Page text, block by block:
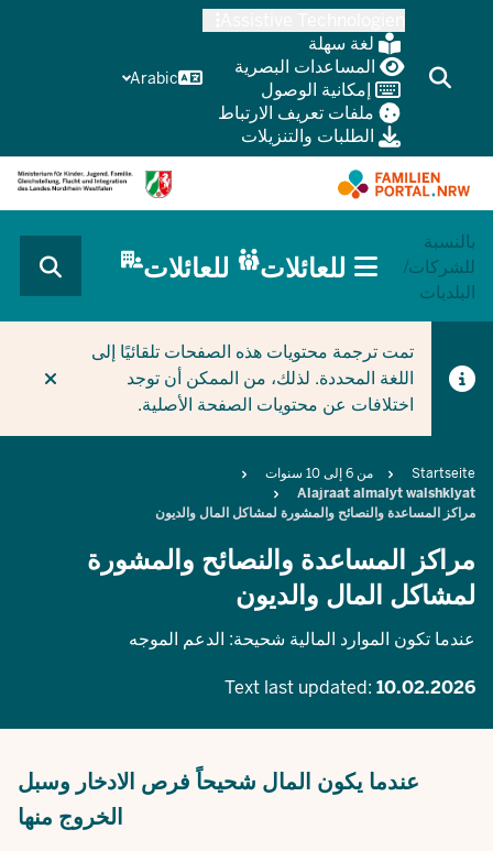
content
لغة سهلة
المساعدات البصرية
إمكانية الوصول
ملفات تعريف الارتباط
الطلبات والتنزيلات
Arabic
بالنسبة
للشركات/
البلديات
CURRENT SECTION للعائلات
HAUPTNAVIGATION
(BÜRGERBEREICH
للعائلات للعائلات
تمت ترجمة محتويات هذه الصفحات تلقائيًا إلى
اللغة المحددة. لذلك، من الممكن أن توجد
اختلافات عن محتويات الصفحة الأصلية.
Breadcrumb
Startseite
من 6 إلى 10 سنوات
Alajraat almalyt walshklyat
مراكز المساعدة والنصائح والمشورة لمشاكل المال والديون
مراكز المساعدة والنصائح والمشورة
لمشاكل المال والديون
عندما تكون الموارد المالية شحيحة: الدعم الموجه
Text last updated: 10.02.2026
عندما يكون المال شحيحاً فرص الادخار وسبل
الخروج منها